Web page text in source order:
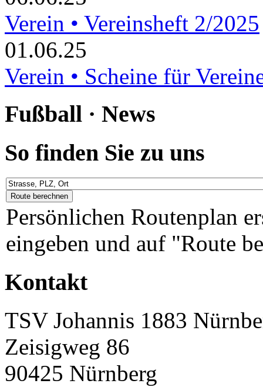
Verein • Vereinsheft 2/2025
01.06.25
Verein • Scheine für
Fußball · News
So finden Sie zu uns
Persönlichen Routenplan
eingeben und auf "Route
Kontakt
TSV Johannis 1883
Zeisigweg 86
90425 Nürnberg